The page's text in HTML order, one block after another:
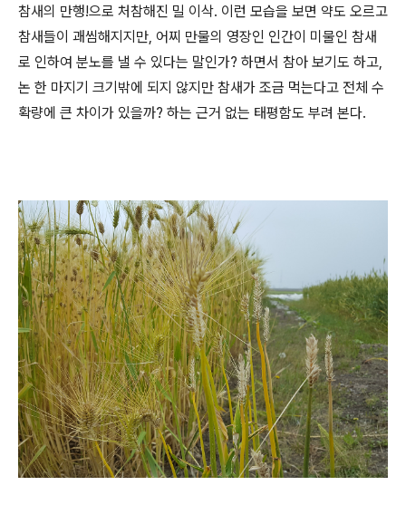
참새의 만행!으로 처참해진 밀 이삭. 이런 모습을 보면 약도 오르고
참새들이 괘씸해지지만, 어찌 만물의 영장인 인간이 미물인 참새
로 인하여 분노를 낼 수 있다는 말인가? 하면서 참아 보기도 하고,
논 한 마지기 크기밖에 되지 않지만 참새가 조금 먹는다고 전체 수
확량에 큰 차이가 있을까? 하는 근거 없는 태평함도 부려 본다.